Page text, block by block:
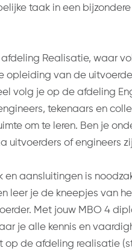
taak in een
Realisatie, waar
opleiding van de
volg je op de afdeling
tekenaars en
om te leren. Ben je
uitvoerders of engineers
aansluitingen is
leer je de kneepjes van
Met jouw MBO 4
je alle kennis en
op de afdeling realisatie